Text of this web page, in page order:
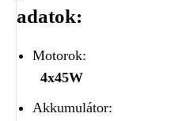
adatok:
Motorok:
4x45W
Akkumulátor: